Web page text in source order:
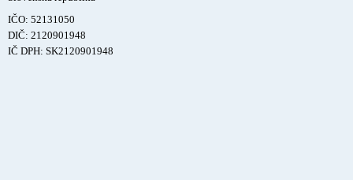
IČO: 52131050
DIČ: 2120901948
IČ DPH: SK2120901948